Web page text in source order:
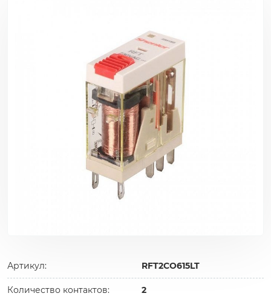
Артикул: RFT2CO615LT
Количество контактов: 2